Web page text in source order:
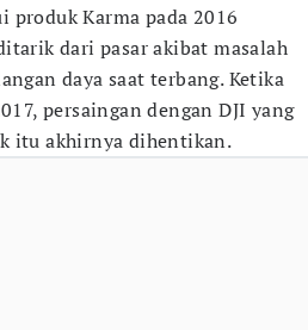
Karma pada 2016
dari pasar akibat masalah
daya saat terbang. Ketika
persaingan dengan DJI yang
itu akhirnya dihentikan.